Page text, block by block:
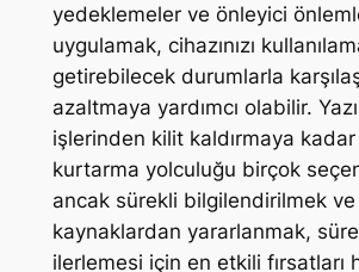
yedeklemeler ve önleyici
uygulamak, cihazınızı
getirebilecek durumlarla
azaltmaya yardımcı olabilir.
işlerinden kilit kaldırmaya
kurtarma yolculuğu birçok
ancak sürekli bilgilendirilmek
kaynaklardan yararlanmak,
ilerlemesi için en etkili fırsatları